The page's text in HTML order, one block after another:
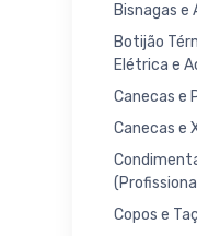
Bisnagas e
Botijão
Elétrica e
Canecas e
Canecas e
Copos e